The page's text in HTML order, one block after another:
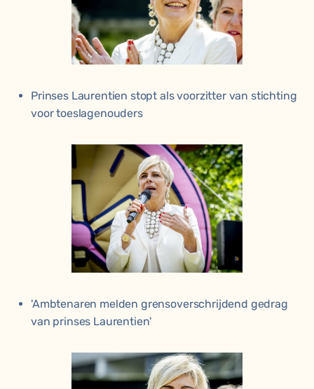
Prinses Laurentien stopt als voorzitter van stichting
voor toeslagenouders
'Ambtenaren melden grensoverschrijdend gedrag
van prinses Laurentien'